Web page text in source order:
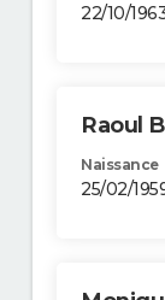
22/10/
Raoul
Naissance
25/02/